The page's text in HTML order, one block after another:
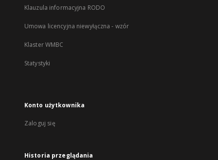
Klauzula informacyjna RODO
Umowa licencyjna niewyłączna - wzór
Klaster WMBC
Statystyki
Konto użytkownika
Zaloguj się
Historia przeglądania